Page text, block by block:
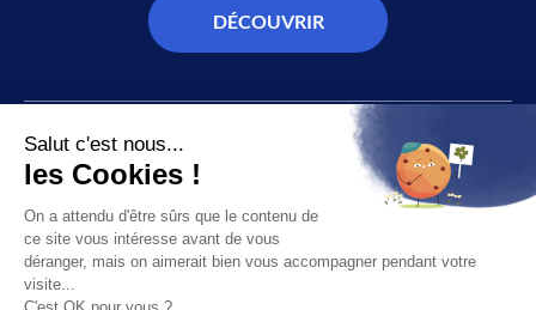
JT
ÉCONOMIE
À propos de nous
Recevoir la chaîne
DÉCOUVRIR